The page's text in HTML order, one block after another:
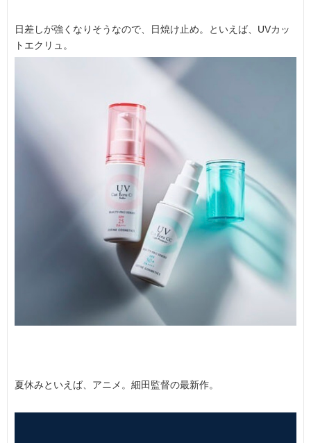
日差しが強くなりそうなので、日焼け止め。といえば、UVカッ
トエクリュ。
夏休みといえば、アニメ。細田監督の最新作。